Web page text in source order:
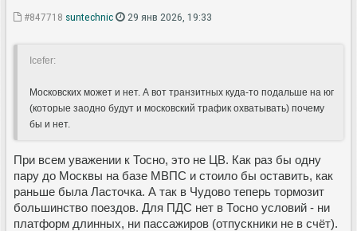
#847718 suntechnic 29 янв 2026, 19:33
Icefer:
Московских может и нет. А вот транзитных куда-то подальше на юг
(которые заодно будут и московский трафик охватывать) почему
бы и нет.
При всем уважении к Тосно, это не ЦВ. Как раз бы одну
пару до Москвы на базе МВПС и стоило бы оставить, как
раньше была Ласточка. А так в Чудово теперь тормозит
большинство поездов. Для ПДС нет в Тосно условий - ни
платформ длинных, ни пассажиров (отпускники не в счёт).